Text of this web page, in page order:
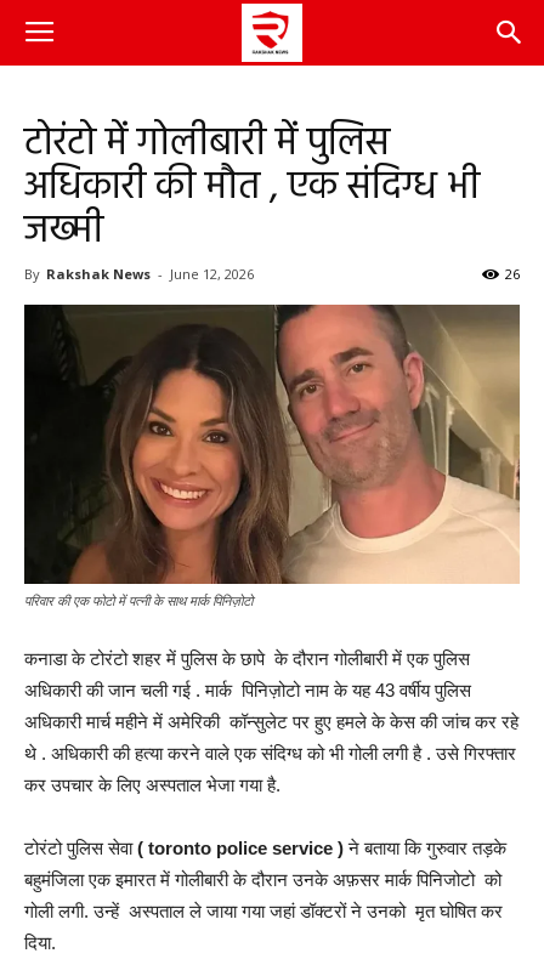
टोरंटो में गोलीबारी में पुलिस
अधिकारी की मौत , एक संदिग्ध भी
जख्मी
By Rakshak News - June 12, 2026 26
परिवार की एक फोटो में पत्नी के साथ मार्क पिनिज़ोटो
कनाडा के टोरंटो शहर में पुलिस के छापे के दौरान गोलीबारी में एक पुलिस
अधिकारी की जान चली गई . मार्क पिनिज़ोटो नाम के यह 43 वर्षीय पुलिस
अधिकारी मार्च महीने में अमेरिकी कॉन्सुलेट पर हुए हमले के केस की जांच कर रहे
थे . अधिकारी की हत्या करने वाले एक संदिग्ध को भी गोली लगी है . उसे गिरफ्तार
कर उपचार के लिए अस्पताल भेजा गया है.
टोरंटो पुलिस सेवा( toronto police service )ने बताया कि गुरुवार तड़के
बहुमंजिला एक इमारत में गोलीबारी के दौरान उनके अफ़सर मार्क पिनिजोटो को
गोली लगी. उन्हें अस्पताल ले जाया गया जहां डॉक्टरों ने उनको मृत घोषित कर
दिया.